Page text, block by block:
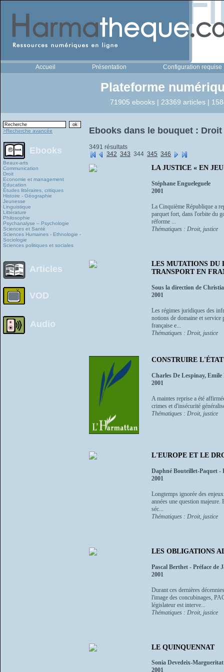
Accueil Présentation Configuration requise
Plateforme
71905 ebooks | 23369 articles |
>Recherche avancée
Ebooks
Beaux-arts
Communication
Droit
Economie et management
Education
Études littéraires, critiques
Histoire - Géographie
Jeunesse
Linguistique
Littérature
Philosophie
Psychanalyse – Psychologie
Sciences et Santé
Sciences Humaines - Ethnologie -
Sociologie
Sciences politiques et sociales
Articles
VOD
Audio
Ebooks dans le bouquet : Droit
3491 résultats
342 343 344 345 346
LA JUSTICE « EN
Stéphane Engueleguele
2001
La Cinquième République a
parquet fort, dans l'orbite du
réforme ...
Thématiques : Droit, justice
LES MUTATIONS DU
TRANSPORT EN
Sous la direction de
2001
Les régimes juridiques des
notions de domaine et
française e...
Thématiques : Droit, justice
CONSTRUIRE
Charles De Lespinay,
2001
A maintes reprise a été
crimes et d'insécurité
Thématiques : Droit, justice
L'EUROPE ET LE
Daphné Bouteillet-Paquet -
2001
Longtemps ignorée des
années une question
séc...
Thématiques : Droit, justice
LES OBLIGATIONS
Pascal Berthet - Préface de
2001
Durant ces dernières
l'image des concubinages,
législateur est interve...
Thématiques : Droit, justice
LE QUINQUENNAT
Sonia Devedeix-Margueritat
2001